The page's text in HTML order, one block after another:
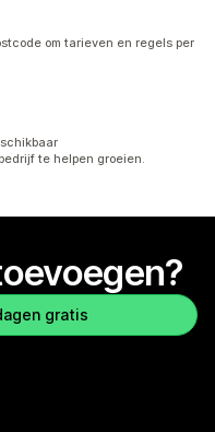
om tarieven en regels per
te helpen groeien.
gratis